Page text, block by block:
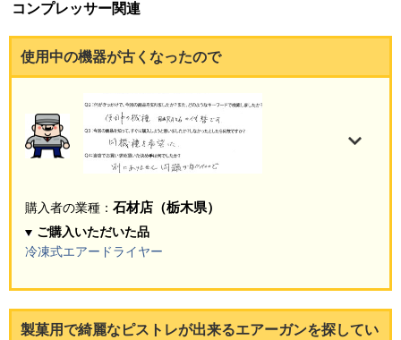
コンプレッサー関連
使用中の機器が古くなったので
購入者の業種： 石材店（栃木県）
ご購入いただいた品
冷凍式エアードライヤー
製菓用で綺麗なピストレが出来るエアーガンを探してい